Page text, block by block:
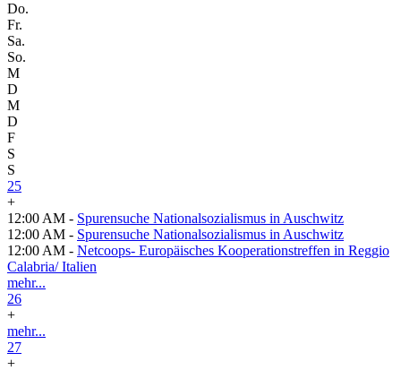
Do.
Fr.
Sa.
So.
M
D
M
D
F
S
S
25
+
12:00 AM - Spurensuche Nationalsozialismus in Auschwitz
12:00 AM - Spurensuche Nationalsozialismus in Auschwitz
12:00 AM - Netcoops- Europäisches Kooperationstreffen in Reggio
Calabria/ Italien
mehr...
26
+
mehr...
27
+